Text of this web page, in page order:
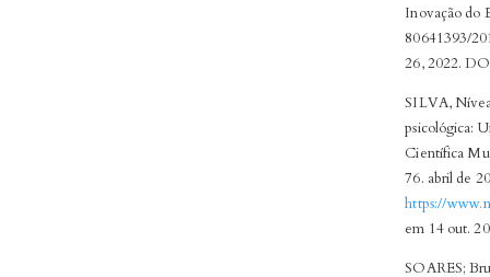
Inovação do
80641393/
26, 2022.
SILVA,
psicológica:
Científica
76. abril de
https://
em 14 out.
SOARES;